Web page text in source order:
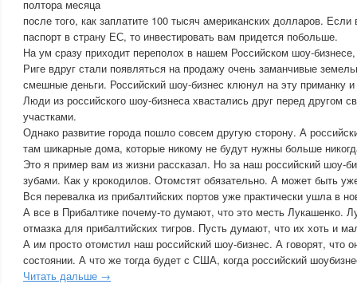
полтора месяца
после того, как заплатите 100 тысяч американских долларов.
паспорт в страну ЕС, то инвестировать вам придется побольше.
На ум сразу приходит переполох в нашем Российском шоу-
Риге вдруг стали появляться на продажу очень заманчивые
смешные деньги. Российский шоу-бизнес клюнул на эту приманку и
Люди из российского шоу-бизнеса хвастались друг перед другом
участками.
Однако развитие города пошло совсем другую сторону. А
там шикарные дома, которые никому не будут нужны больше
Это я пример вам из жизни рассказал. Но за наш российский шоу-
зубами. Как у крокодилов. Отомстят обязательно. А может быть
Вся перевалка из прибалтийских портов уже практически ушла в
А все в Прибалтике почему-то думают, что это месть Лукашенко.
отмазка для прибалтийских тигров. Пусть думают, что их хоть и
А им просто отомстил наш российский шоу-бизнес. А говорят, что
состоянии. А что же тогда будет с США, когда российский
Читать дальше →